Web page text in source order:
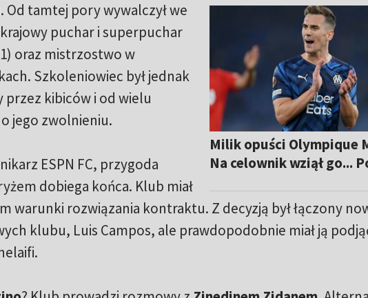
Milik opuści Olympique
Na celownik wziął go...
Od tamtej pory wywalczył we
puchar i superpuchar
oraz mistrzostwo w
Szkoleniowiec był jednak
kibiców i od wielu
o jego zwolnieniu.
ESPN FC, przygoda
dobiega końca. Klub miał
warunki rozwiązania kontraktu. Z decyzją był łączony
klubu, Luis Campos, ale prawdopodobnie miał ją